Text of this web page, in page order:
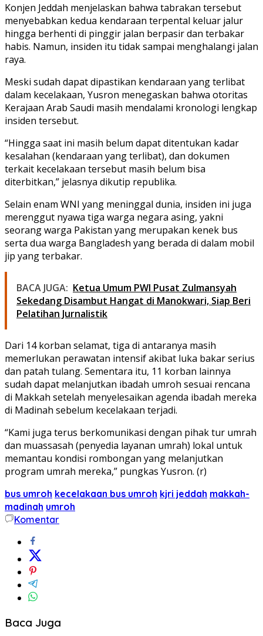
Konjen Jeddah menjelaskan bahwa tabrakan tersebut
menyebabkan kedua kendaraan terpental keluar jalur
hingga berhenti di pinggir jalan berpasir dan terbakar
habis. Namun, insiden itu tidak sampai menghalangi jalan
raya.
Meski sudah dapat dipastikan kendaraan yang terlibat
dalam kecelakaan, Yusron menegaskan bahwa otoritas
Kerajaan Arab Saudi masih mendalami kronologi lengkap
insiden tersebut.
“Hingga saat ini masih belum dapat ditentukan kadar
kesalahan (kendaraan yang terlibat), dan dokumen
terkait kecelakaan tersebut masih belum bisa
diterbitkan,” jelasnya dikutip republika.
Selain enam WNI yang meninggal dunia, insiden ini juga
merenggut nyawa tiga warga negara asing, yakni
seorang warga Pakistan yang merupakan kenek bus
serta dua warga Bangladesh yang berada di dalam mobil
jip yang terbakar.
BACA JUGA: Ketua Umum PWI Pusat Zulmansyah
Sekedang Disambut Hangat di Manokwari, Siap Beri
Pelatihan Jurnalistik
Dari 14 korban selamat, tiga di antaranya masih
memerlukan perawatan intensif akibat luka bakar serius
dan patah tulang. Sementara itu, 11 korban lainnya
sudah dapat melanjutkan ibadah umroh sesuai rencana
di Makkah setelah menyelesaikan agenda ibadah mereka
di Madinah sebelum kecelakaan terjadi.
“Kami juga terus berkomunikasi dengan pihak tur umrah
dan muassasah (penyedia layanan umrah) lokal untuk
memantau kondisi rombongan yang melanjutkan
program umrah mereka,” pungkas Yusron. (r)
bus umroh kecelakaan bus umroh kjri jeddah makkah-
madinah umroh
Komentar
Baca Juga